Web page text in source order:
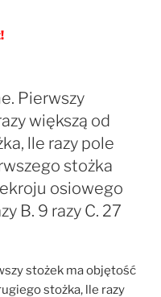
Pierwszy
większą od
lle razy pole
stożka
osiowego
B. 9 razy C. 27
stożek ma objętość
stożka, lle razy